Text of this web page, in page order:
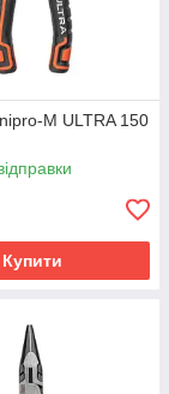
M ULTRA 150
Купити